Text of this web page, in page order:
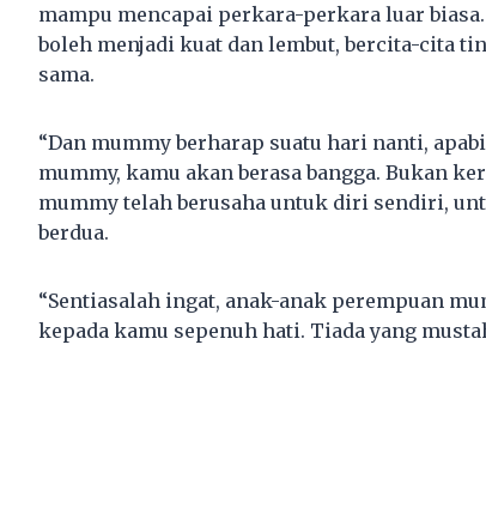
mampu mencapai perkara-perkara luar
boleh menjadi kuat dan lembut, bercita-cita
sama.
“Dan mummy berharap suatu hari nanti,
mummy, kamu akan berasa bangga. Bukan
mummy telah berusaha untuk diri sendiri,
berdua.
“Sentiasalah ingat, anak-anak perempuan
kepada kamu sepenuh hati. Tiada yang